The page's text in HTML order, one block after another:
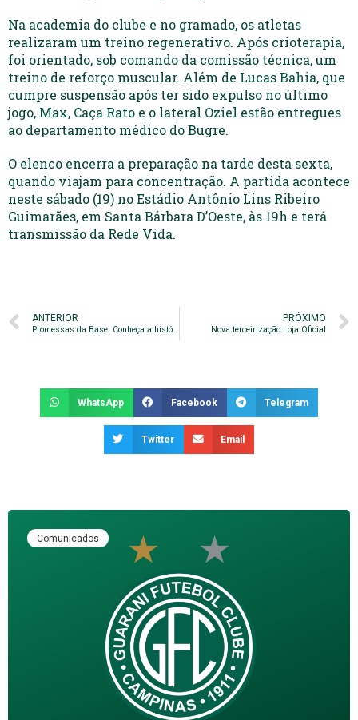
Na academia do clube e no gramado, os atletas
realizaram um treino regenerativo. Após crioterapia,
foi orientado, sob comando da comissão técnica, um
treino de reforço muscular. Além de Lucas Bahia, que
cumpre suspensão após ter sido expulso no último
jogo, Max, Caça Rato e o lateral Oziel estão entregues
ao departamento médico do Bugre.
O elenco encerra a preparação na tarde desta sexta,
quando viajam para concentração. A partida acontece
neste sábado (19) no Estádio Antônio Lins Ribeiro
Guimarães, em Santa Bárbara D’Oeste, às 19h e terá
transmissão da Rede Vida.
ANTERIOR
Promessas da Base. Conheça a história do zagueiro Gabriel Alves
PRÓXIMO
Nova terceirização Loja Oficial
WhatsApp Facebook Telegram
Twitter Email
Comunicados